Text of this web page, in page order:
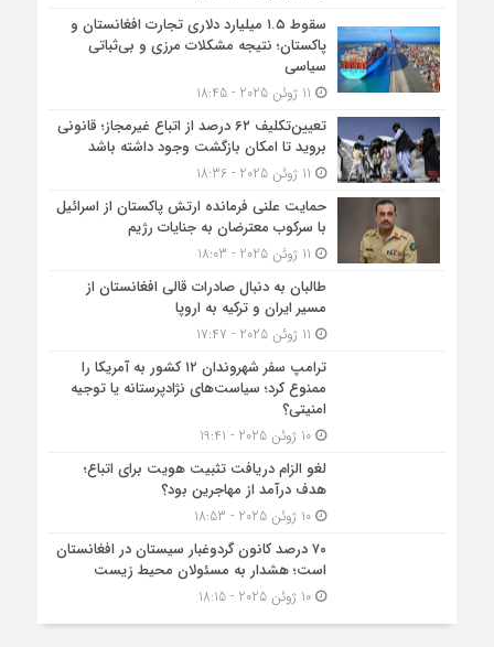
سقوط ۱.۵ میلیارد دلاری تجارت افغانستان و
پاکستان؛ نتیجه مشکلات مرزی و بی‌ثباتی
سیاسی
تعیین‌تکلیف ۶۲ درصد از اتباع غیرمجاز؛ قانونی
بروید تا امکان بازگشت وجود داشته باشد
حمایت علنی فرمانده ارتش پاکستان از اسرائیل
با سرکوب معترضان به جنایات رژیم
طالبان به دنبال صادرات قالی افغانستان از
مسیر ایران و ترکیه به اروپا
ترامپ سفر شهروندان ۱۲ کشور به آمریکا را
ممنوع کرد؛ سیاست‌های نژادپرستانه یا توجیه
امنیتی؟
10 ژوئن 2025 - 19:41
لغو الزام دریافت تثبیت هویت برای اتباع؛
هدف درآمد از مهاجرین بود؟
10 ژوئن 2025 - 18:53
۷۰ درصد کانون گردوغبار سیستان در افغانستان
است؛ هشدار به مسئولان محیط زیست
10 ژوئن 2025 - 18:15